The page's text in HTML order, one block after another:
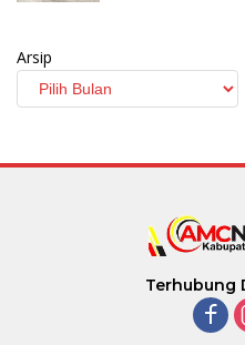
Arsip
Terhubung